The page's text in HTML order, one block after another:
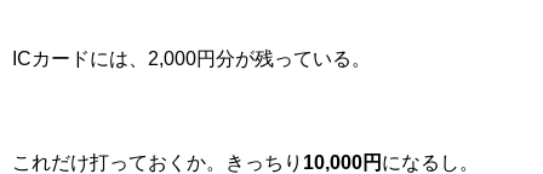
ICカードには、2,000円分が残っている。
これだけ打っておくか。きっちり 10,000円 になるし。